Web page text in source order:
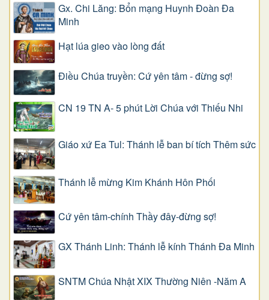
Gx. Chi Lăng: Bổn mạng Huynh Đoàn Đa
Minh
Hạt lúa gieo vào lòng đất
Điều Chúa truyền: Cứ yên tâm - đừng sợ!
CN 19 TN A- 5 phút Lời Chúa với Thiếu Nhi
Giáo xứ Ea Tul: Thánh lễ ban bí tích Thêm sức
Thánh lễ mừng Kim Khánh Hôn Phối
Cứ yên tâm-chính Thầy đây-đừng sợ!
GX Thánh Linh: Thánh lễ kính Thánh Đa Minh
SNTM Chúa Nhật XIX Thường Niên -Năm A